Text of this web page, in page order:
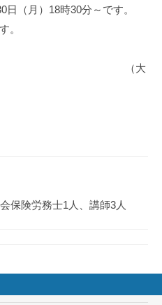
（月）18時30分～です。
。
大
保険労務士1人、講師3人